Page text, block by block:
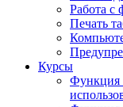
Работа с
Печать
Курсы
Функция